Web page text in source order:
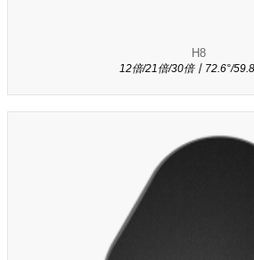
H8
12倍/21倍/30倍丨72.6°/